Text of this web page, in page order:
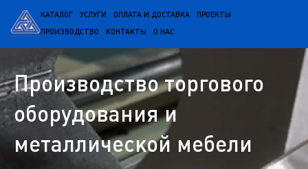
КАТАЛОГ УСЛУГИ ОПЛАТА И ДОСТАВКА ПРОЕКТЫ
ПРОИЗВОДСТВО КОНТАКТЫ О НАС
Производство торгового
оборудования и
металлической мебели